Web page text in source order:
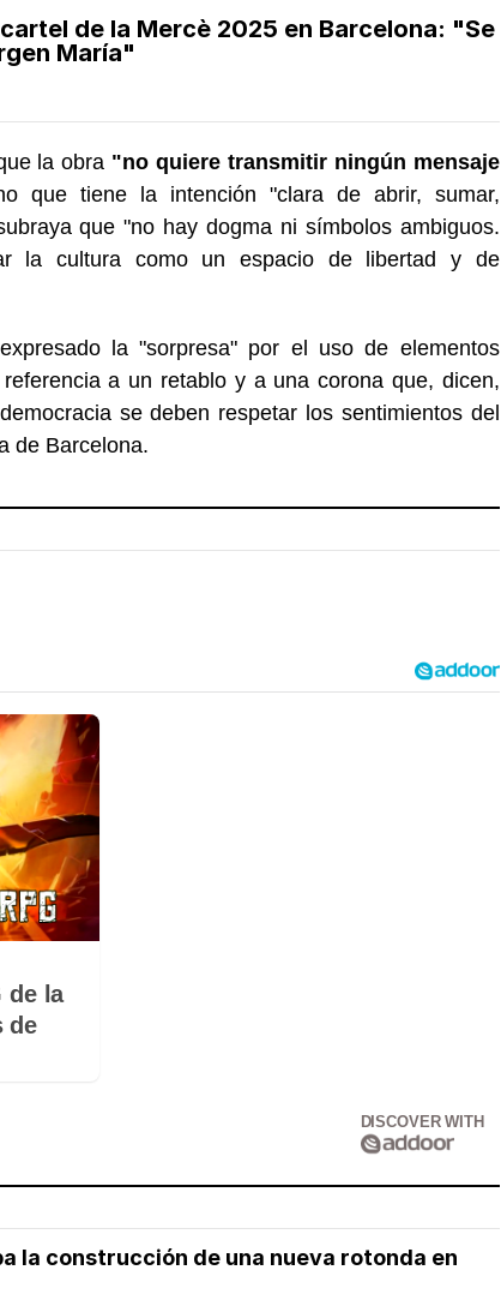
de la Mercè 2025 en Barcelona: "Se
María"
la obra "no quiere transmitir ningún mensaje
que tiene la intención "clara de abrir, sumar,
que "no hay dogma ni símbolos ambiguos.
la cultura como un espacio de libertad y de
la "sorpresa" por el uso de elementos
a un retablo y a una corona que, dicen,
se deben respetar los sentimientos del
de Barcelona.
de la
de
DISCOVER WITH
la construcción de una nueva rotonda en